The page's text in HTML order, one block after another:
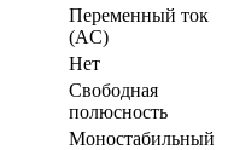
Переменный ток
(AC)
Нет
Свободная
полюсность
Моностабильный